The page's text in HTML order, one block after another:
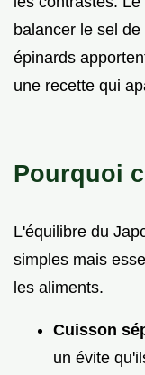
balancer le sel
épinards
une recette qui
Pourquoi
L'équilibre du
simples mais
les aliments.
Cuisson
un évite